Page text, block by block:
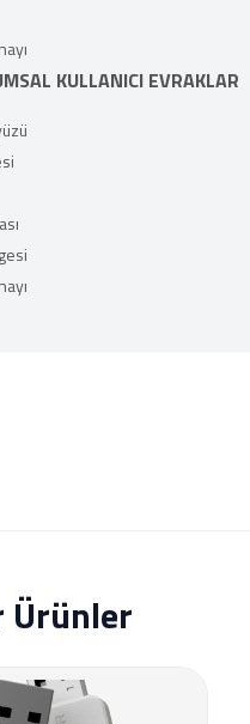
KULLANICI EVRAKLAR
Ürünler